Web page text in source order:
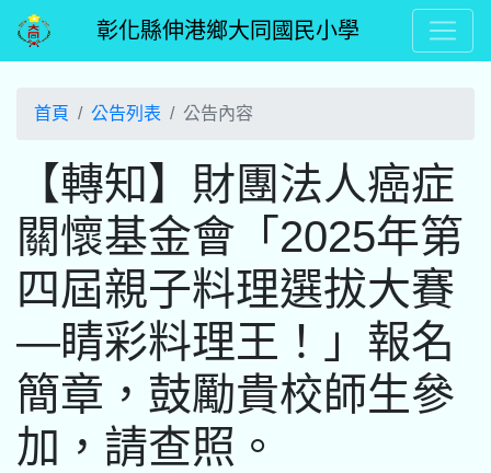
彰化縣伸港鄉大同國民小學
首頁 公告列表 公告內容
【轉知】財團法人癌症
關懷基金會「2025年第
四屆親子料理選拔大賽
—睛彩料理王！」報名
簡章，鼓勵貴校師生參
加，請查照。